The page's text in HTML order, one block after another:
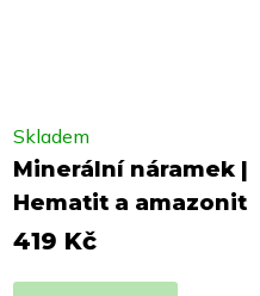
Minerální náramek |
Hematit a amazonit
Skladem
419 Kč